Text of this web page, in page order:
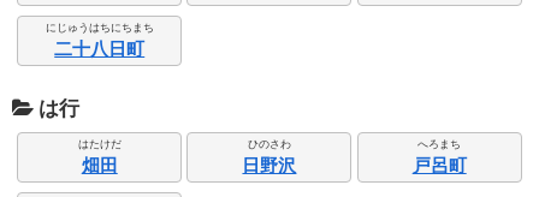
にじゅうはちにちまち
二十八日町
は行
はたけだ
畑田
ひのさわ
日野沢
へろまち
戸呂町